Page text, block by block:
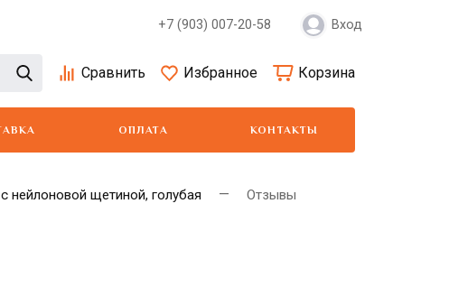
+7 (903) 007-20-58 Вход
Сравнить Избранное Корзина
ОПЛАТА КОНТАКТЫ
нейлоновой щетиной, голубая Отзывы